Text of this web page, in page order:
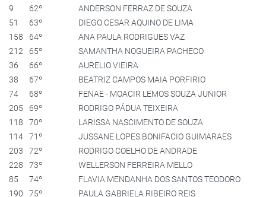
9
62º
ANDERSON FERRAZ DE SOUZA
51
63º
DIEGO CESAR AQUINO DE LIMA
158
64º
ANA PAULA RODRIGUES VAZ
212
65º
SAMANTHA NOGUEIRA PACHECO
36
66º
AURELIO VIEIRA
38
67º
BEATRIZ CAMPOS MAIA PORFIRIO
74
68º
FENAE - MOACIR LEMOS SOUZA JUNIOR
205
69º
RODRIGO PÁDUA TEIXEIRA
118
70º
LARISSA NASCIMENTO DE SOUZA
114
71º
JUSSANE LOPES BONIFACIO GUIMARAES
203
72º
RODRIGO COELHO DE ANDRADE
228
73º
WELLERSON FERREIRA MELLO
85
74º
FLAVIA MENDANHA DOS SANTOS TEODORO
190
75º PAULA GABRIELA RIBEIRO REIS